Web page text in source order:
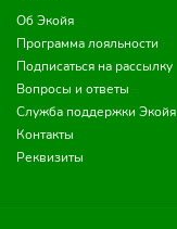
Об Экойя
Программа лояльности
Подписаться на рассылку
Вопросы и ответы
Служба поддержки Экойя
Контакты
Реквизиты